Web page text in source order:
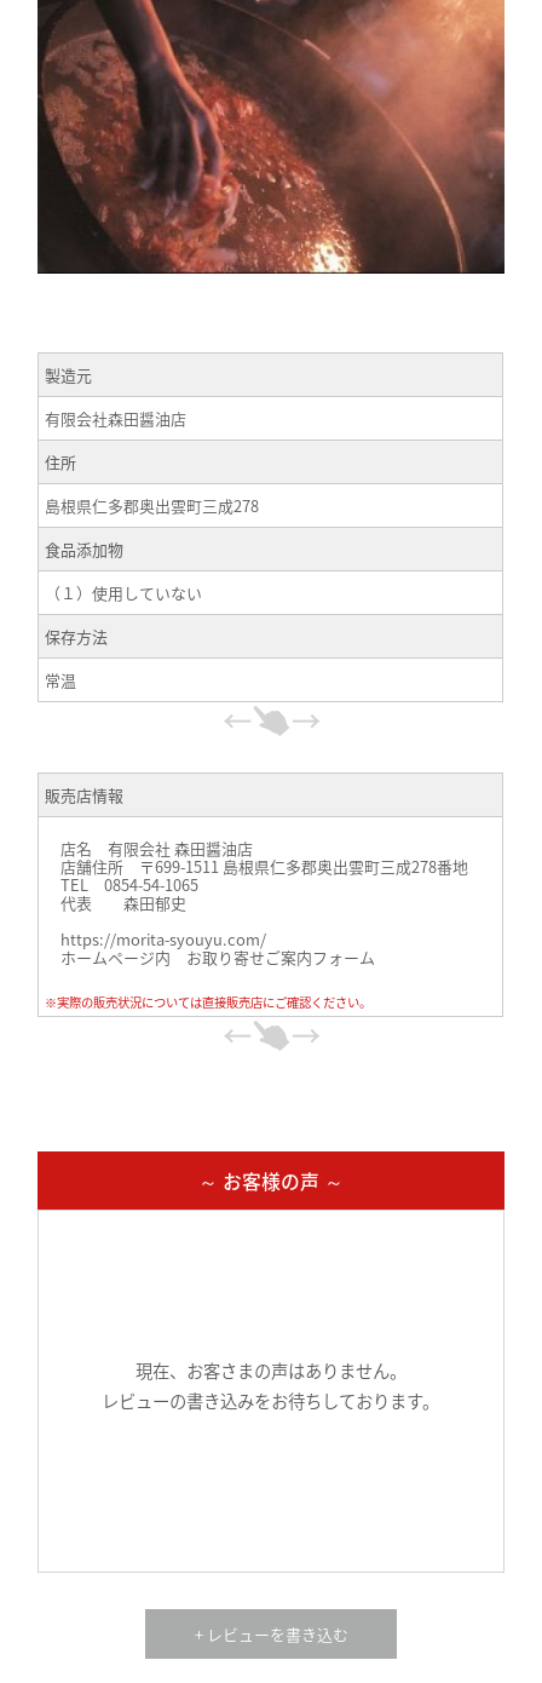
製造元
有限会社森田醤油店
住所
島根県仁多郡奥出雲町三成278
食品添加物
（１）使用していない
保存方法
常温
販売店情報
店名 有限会社 森田醤油店
店舗住所 〒699-1511 島根県仁多郡奥出雲町三成278番地
TEL 0854-54-1065
代表 森田郁史
https://morita-syouyu.com/
ホームページ内 お取り寄せご案内フォーム
※実際の販売状況については直接販売店にご確認ください。
～ お客様の声 ～
現在、お客さまの声はありません。
レビューの書き込みをお待ちしております。
+ レビューを書き込む